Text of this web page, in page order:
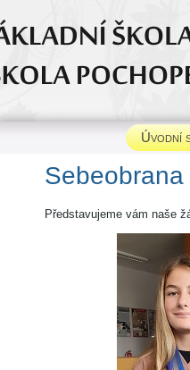
Úvodní
Představujeme vám naše